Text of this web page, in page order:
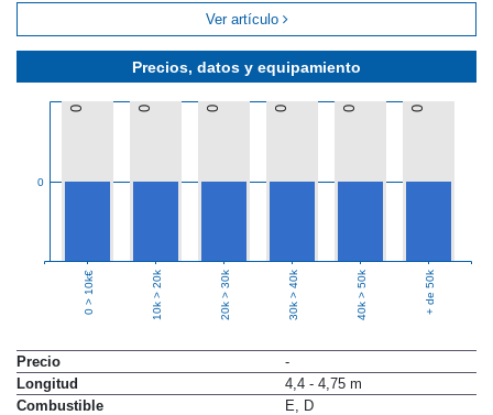
Precios, datos y equipamiento
0
0 0 0 0 0 0
0 > 10k€ 10k > 20k 20k > 30k 30k > 40k 40k > 50k + de 50k
Precio
-
Longitud
4,4 - 4,75 m
Combustible
E, D
Ver artículo